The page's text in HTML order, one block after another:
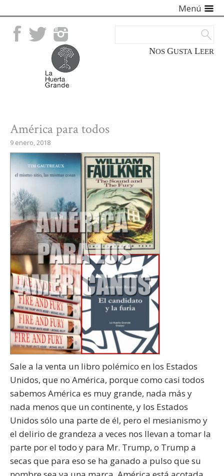
Facebook TwitterInstagram
NOS GUSTA LEER
Menú
América para todos
9 enero, 2018
Sale a la venta un libro polémico en los Estados
Unidos, que no América, porque como casi todos
sabemos América es muy grande, nada más y
nada menos que un continente, y los Estados
Unidos sólo una parte de él, pero el mesianismo y
el delirio de grandeza a veces nos llevan a tomar la
parte por el todo y para Mr. Trump, o Trump a
secas que para eso se ha ganado a pulso que su